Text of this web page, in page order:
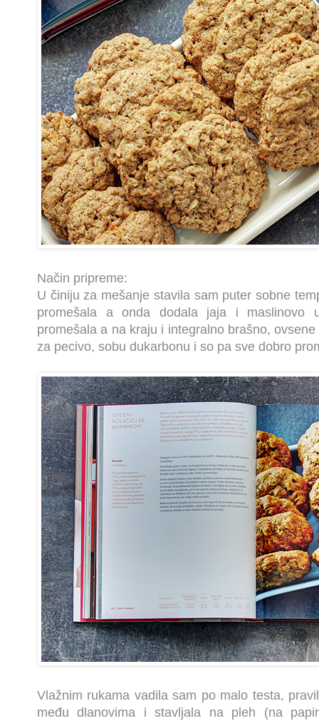
Način pripreme:
U činiju za mešanje stavila sam puter sobne
promešala a onda dodala jaja i maslinovo
promešala a na kraju i integralno brašno,
za pecivo, sobu dukarbonu i so pa sve dobro
Vlažnim rukama vadila sam po malo testa,
među dlanovima i stavljala na pleh (na